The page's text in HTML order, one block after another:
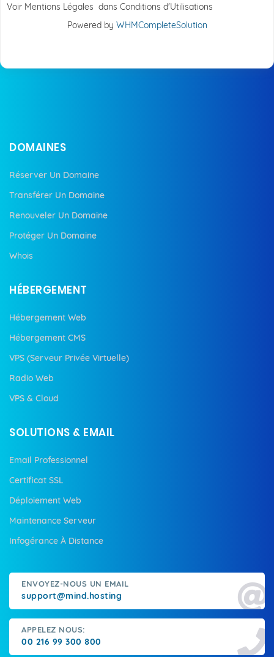
Voir Mentions Légales dans Conditions d'Utilisations
Powered by WHMCompleteSolution
DOMAINES
Réserver Un Domaine
Transférer Un Domaine
Renouveler Un Domaine
Protéger Un Domaine
Whois
HÉBERGEMENT
Hébergement Web
Hébergement CMS
VPS (Serveur Privée Virtuelle)
Radio Web
VPS & Cloud
SOLUTIONS & EMAIL
Email Professionnel
Certificat SSL
Déploiement Web
Maintenance Serveur
Infogérance À Distance
ENVOYEZ-NOUS UN EMAIL
support@mind.hosting
APPELEZ NOUS:
00 216 99 300 800